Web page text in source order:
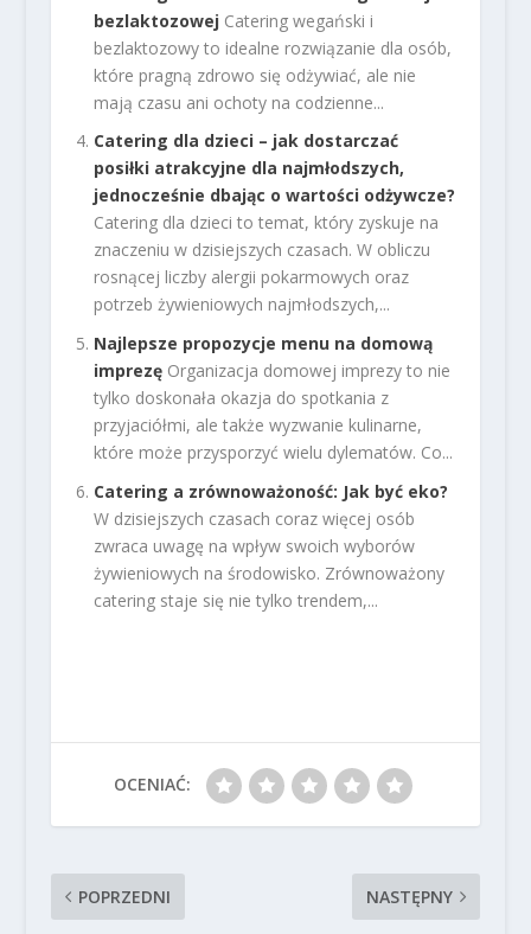
bezlaktozowej Catering wegański i
bezlaktozowy to idealne rozwiązanie dla osób,
które pragną zdrowo się odżywiać, ale nie
mają czasu ani ochoty na codzienne...
Catering dla dzieci – jak dostarczać
posiłki atrakcyjne dla najmłodszych,
jednocześnie dbając o wartości odżywcze?
Catering dla dzieci to temat, który zyskuje na
znaczeniu w dzisiejszych czasach. W obliczu
rosnącej liczby alergii pokarmowych oraz
potrzeb żywieniowych najmłodszych,...
Najlepsze propozycje menu na domową
imprezę Organizacja domowej imprezy to nie
tylko doskonała okazja do spotkania z
przyjaciółmi, ale także wyzwanie kulinarne,
które może przysporzyć wielu dylematów. Co...
Catering a zrównoważoność: Jak być eko?
W dzisiejszych czasach coraz więcej osób
zwraca uwagę na wpływ swoich wyborów
żywieniowych na środowisko. Zrównoważony
catering staje się nie tylko trendem,...
OCENIAĆ:
POPRZEDNI NASTĘPNY